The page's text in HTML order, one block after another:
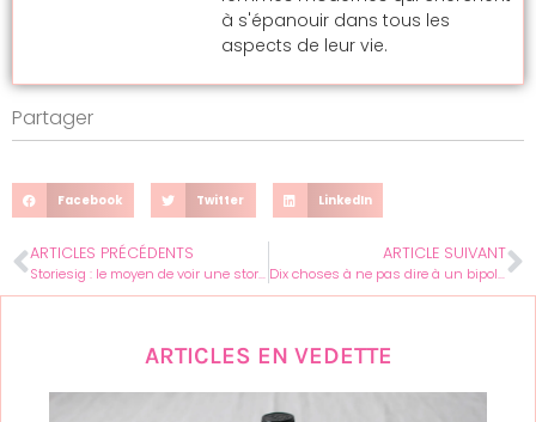
à s'épanouir dans tous les
aspects de leur vie.
Partager
Facebook Twitter LinkedIn
ARTICLES PRÉCÉDENTS
Storiesig : le moyen de voir une story Instagram anonymement et légalement ?
ARTICLE SUIVANT
Dix choses à ne pas dire à un bipolaire : les alternatives simples
ARTICLES EN VEDETTE